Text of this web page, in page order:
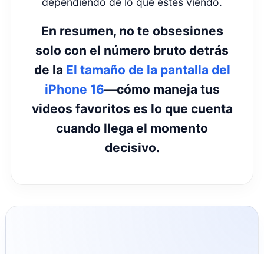
orientación vertical—una pantalla alta
como una 19.5:9se siente hecha a
medida para estos formatos sin
problemas incómodos de recorte o
escalado.